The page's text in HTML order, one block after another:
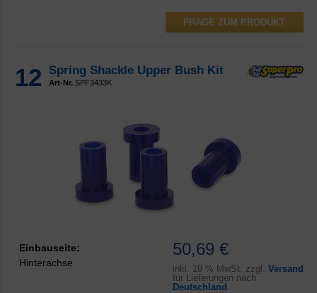
FRAGE ZUM PRODUKT
12 Spring Shackle Upper Bush Kit
Art-Nr. SPF3433K
50,69 €
inkl. 19 % MwSt. zzgl. Versand
für Lieferungen nach
Deutschland
Einbauseite:
Hinterachse